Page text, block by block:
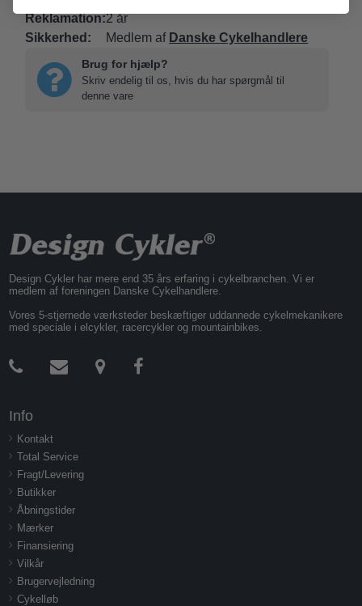
Reklamation:2 år
Sikkerhed:
Medlem af Danske Cykelhandlere
Brug for hjælp?
Skriv endelig til os, hvis du har spørgmål til
denne vare
Design Cykler har mere end 35 års erfaring i cykelbranchen. Vi er
medlem af foreningen Danske Cykelhandlere.
Vores 5-stjernede værksteder beskæftiger uddannede cykelmekanikere
med speciale i elcykler, racercykler og mountainbikes.
Info
Kontakt
Total Service
Fragt/Levering
Butikker
Åbningstider
Mærker
Finansiering
Vilkår
Brugervejledning
Cykelløb